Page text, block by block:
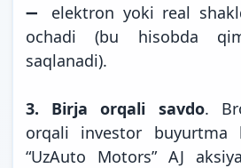
➖ elektron yoki real
ochadi (bu hisobda
saqlanadi).
3. Birja orqali savdo.
orqali investor buyurtma
“UzAuto Motors” AJ